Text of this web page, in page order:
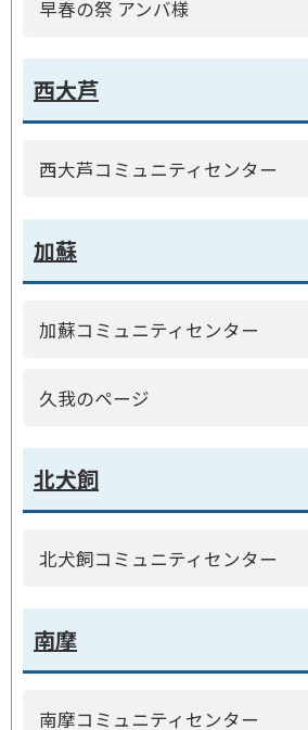
早春の祭 アンバ様
西大芦
西大芦コミュニティセンター
加蘇
加蘇コミュニティセンター
久我のページ
北犬飼
北犬飼コミュニティセンター
南摩
南摩コミュニティセンター